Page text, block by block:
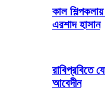
কাল
এরশাদ হাসান
রাবিপ্রবিতে
আবেদীন